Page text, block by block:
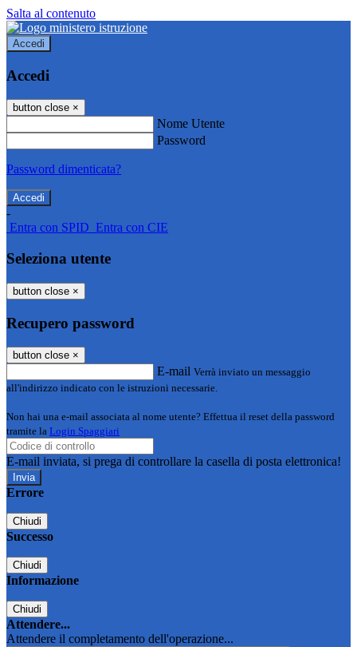
Salta al contenuto
Accedi
Accedi
button close ×
Nome Utente
Password
Password dimenticata?
-
Entra con SPID Entra con CIE
Seleziona utente
button close ×
Recupero password
button close ×
E-mail Verrà inviato un messaggio
all'indirizzo indicato con le istruzioni necessarie.
Non hai una e-mail associata al nome utente? Effettua il reset della password
tramite la Login Spaggiari
E-mail inviata, si prega di controllare la casella di posta elettronica!
Errore
Chiudi
Successo
Chiudi
Informazione
Chiudi
Attendere...
Attendere il completamento dell'operazione...